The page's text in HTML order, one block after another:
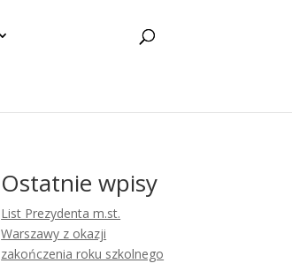
Ostatnie wpisy
List Prezydenta m.st.
Warszawy z okazji
zakończenia roku szkolnego